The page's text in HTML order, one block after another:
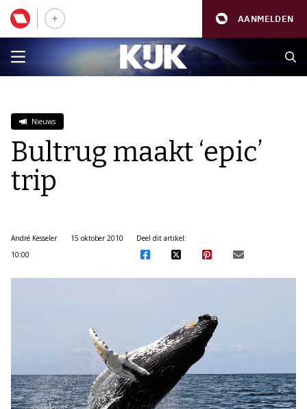
AANMELDEN
Nieuws
Bultrug maakt ‘epic’
trip
André Kesseler
15 oktober 2010
10:00
Deel dit artikel: